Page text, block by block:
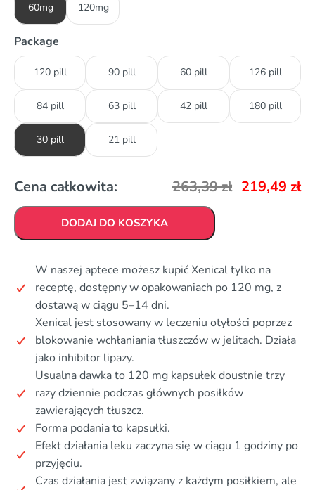
60mg 120mg
Package
120 pill 90 pill 60 pill 126 pill
84 pill 63 pill 42 pill 180 pill
30 pill 21 pill
Cena całkowita: 263,39zł 219,49 zł
DODAJ DO KOSZYKA
W naszej aptece możesz kupić Xenical tylko na
receptę, dostępny w opakowaniach po 120 mg, z
dostawą w ciągu 5–14 dni.
Xenical jest stosowany w leczeniu otyłości poprzez
blokowanie wchłaniania tłuszczów w jelitach. Działa
jako inhibitor lipazy.
Usualna dawka to 120 mg kapsułek doustnie trzy
razy dziennie podczas głównych posiłków
zawierających tłuszcz.
Forma podania to kapsułki.
Efekt działania leku zaczyna się w ciągu 1 godziny po
przyjęciu.
Czas działania jest związany z każdym posiłkiem, ale